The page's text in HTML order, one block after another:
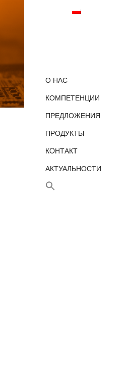
О НАС
КОМПЕТЕНЦИИ
ПРЕДЛОЖЕНИЯ
ПРОДУКТЫ
КOНТАКТ
АКТУАЛЬНОСТИ